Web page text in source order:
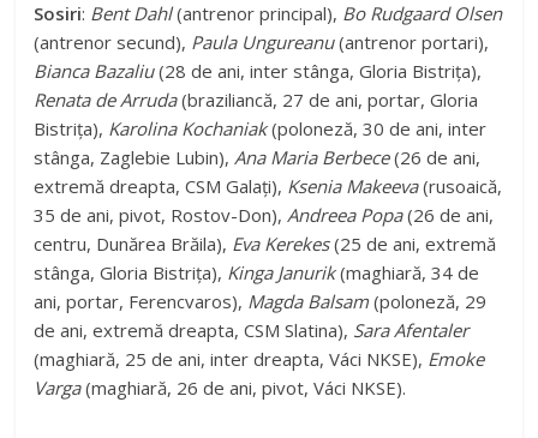
Sosiri: Bent Dahl(antrenor principal), Bo Rudgaard Olsen
(antrenor secund), Paula Ungureanu(antrenor portari),
Bianca Bazaliu(28 de ani, inter stânga, Gloria Bistrița),
Renata de Arruda(braziliancă, 27 de ani, portar, Gloria
Bistrița), Karolina Kochaniak(poloneză, 30 de ani, inter
stânga, Zaglebie Lubin),Ana Maria Berbece(26 de ani,
extremă dreapta, CSM Galați), Ksenia Makeeva(rusoaică,
35 de ani, pivot, Rostov-Don),Andreea Popa(26 de ani,
centru, Dunărea Brăila), Eva Kerekes(25 de ani, extremă
stânga, Gloria Bistrița), Kinga Janurik(maghiară, 34 de
ani, portar, Ferencvaros), Magda Balsam (poloneză, 29
de ani, extremă dreapta, CSM Slatina), Sara Afentaler
(maghiară, 25 de ani, inter dreapta, Váci NKSE), Emoke
Varga(maghiară, 26 de ani, pivot, Váci NKSE).